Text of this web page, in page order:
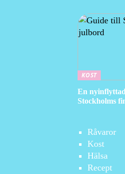
KOST
En
Stockholms
Råvaror
Kost
Hälsa
Recept